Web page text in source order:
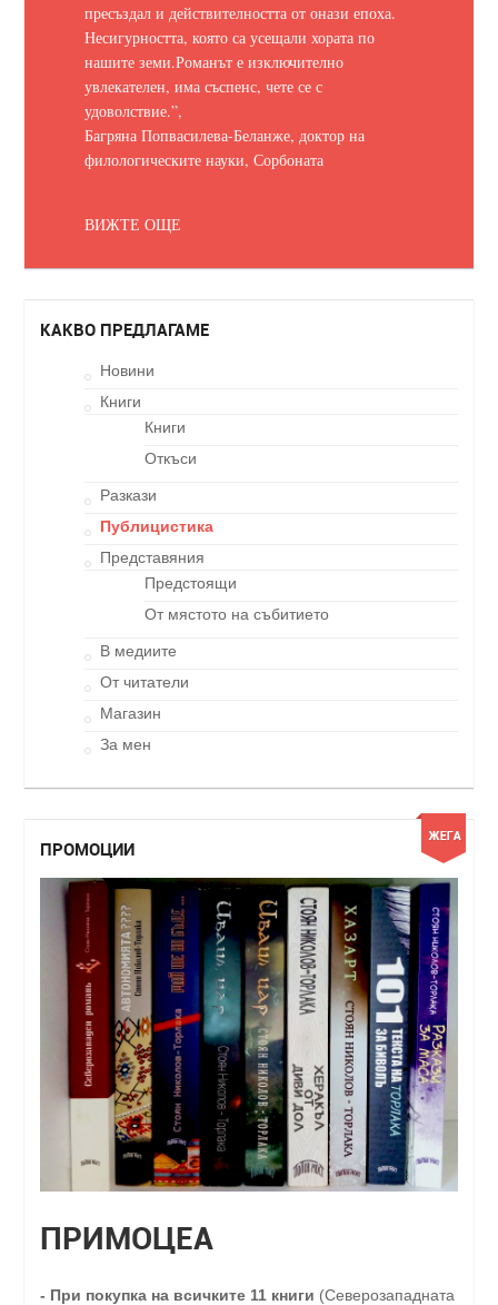
пресъздал и действителността от онази епоха.
Несигурността, която са усещали хората по
нашите земи.Романът е изключително
увлекателен, има съспенс, чете се с
удоволствие.”,
Багряна Попвасилева-Беланже, доктор на
филологическите науки, Сорбоната
ВИЖТЕ ОЩЕ
КАКВО ПРЕДЛАГАМЕ
Новини
Книги
Книги
Откъси
Разкази
Публицистика
Представяния
Предстоящи
От мястото на събитието
В медиите
От читатели
Магазин
За мен
ПРОМОЦИИ
ПРИМОЦЕА
- При покупка на всичките 11 книги (Северозападната